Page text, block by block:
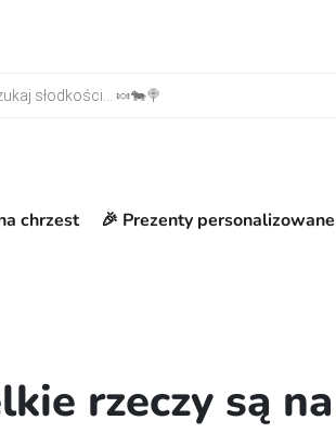
chrzest 🎉 Prezenty personalizowane
rzeczy są